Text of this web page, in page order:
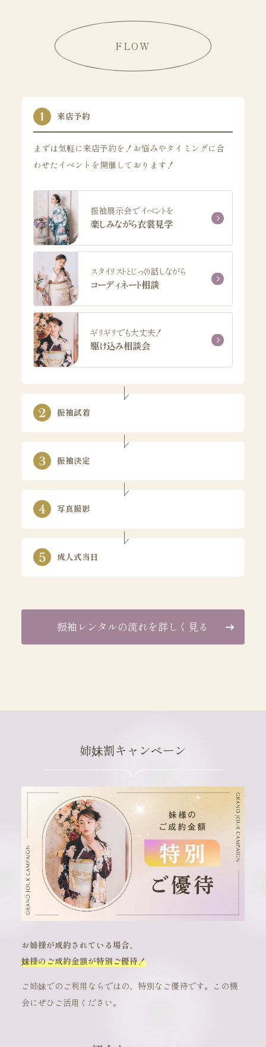
FLOW
来店予約
まずは気軽に来店予約を！お悩みやタイミングに合
わせたイベントを開催しております！
振袖展示会でイベントを
楽しみながら衣裳見学
スタイリストとじっくり話しながら
コーディネート相談
ギリギリでも大丈夫！
駆け込み相談会
振袖試着
振袖決定
写真撮影
成人式当日
振袖レンタルの流れを詳しく見る
姉妹割キャンペーン
お姉様が成約されている場合、
妹様のご成約金額が特別ご優待！
ご姉妹でのご利用ならではの、特別なご優待です。この機
会にぜひご活用ください。